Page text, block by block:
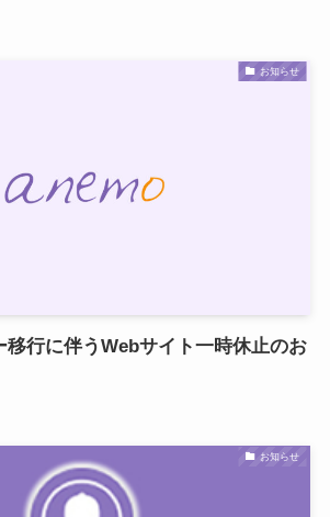
お知らせ
移行に伴うWebサイト一時休止のお
お知らせ